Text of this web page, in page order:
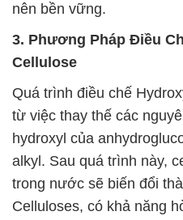
nên bền vững.
3. Phương Pháp Điều
Cellulose
Quá trình điều chế
từ việc thay thế các
hydroxyl của
alkyl. Sau quá trình này,
trong nước sẽ biến đổi
Celluloses, có khả năng